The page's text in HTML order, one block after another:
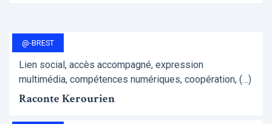
@-BREST
Lien social, accès accompagné, expression
multimédia, compétences numériques, coopération, (…)
Raconte Kerourien